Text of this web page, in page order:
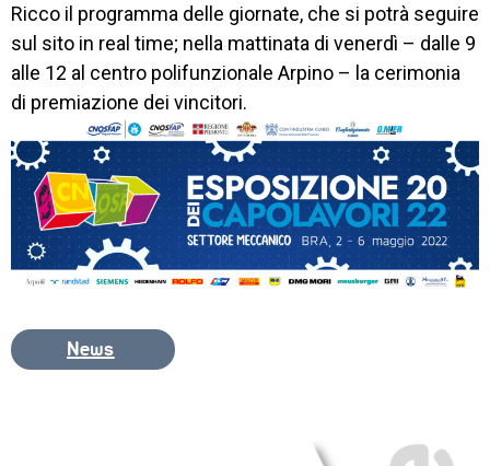
Ricco il programma delle giornate, che si potrà seguire
sul sito in real time; nella mattinata di venerdì – dalle 9
alle 12 al centro polifunzionale Arpino – la cerimonia
di premiazione dei vincitori.
News